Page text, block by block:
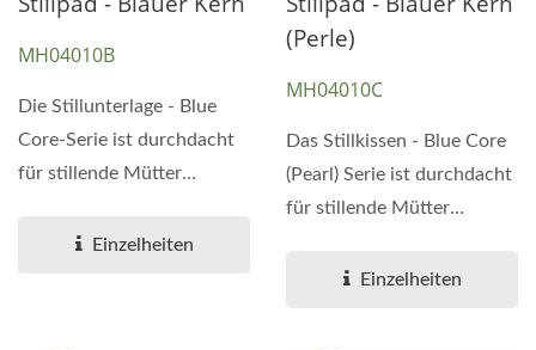
MH04010B
Die Stillunterlage - Blue
Core-Serie ist durchdacht
für stillende Mütter
Einzelheiten
(Perle)
MH04010C
Das Stillkissen - Blue Core
(Pearl) Serie ist durchdacht
für stillende Mütter
Einzelheiten